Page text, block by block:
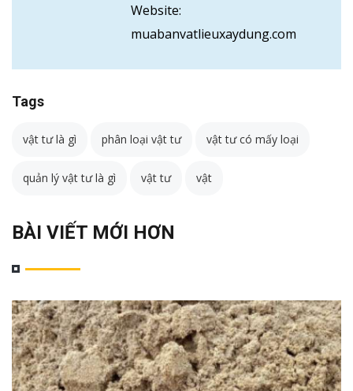
Website:
muabanvatlieuxaydung.com
Tags
vật tư là gì phân loại vật tư vật tư có mấy loại
quản lý vật tư là gì vật tư vật
BÀI VIẾT MỚI HƠN